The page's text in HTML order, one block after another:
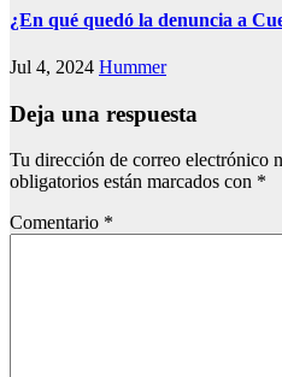
¿En qué quedó la denuncia a
Jul 4, 2024 Hummer
Deja una respuesta
Tu dirección de correo electrónico
obligatorios están marcados con *
Comentario *